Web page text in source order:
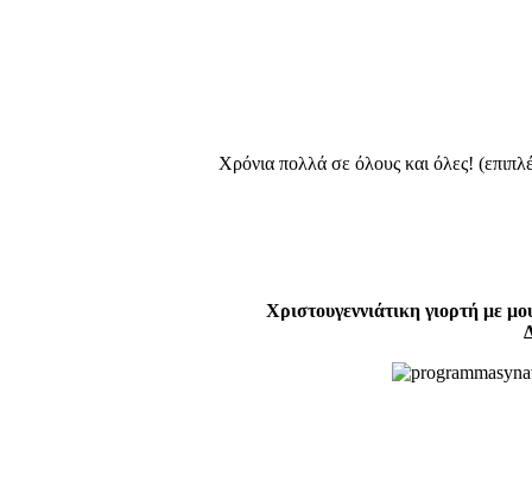
Χρόνια πολλά σε όλους και όλες!
Χριστουγεννιάτικη γιορτή με